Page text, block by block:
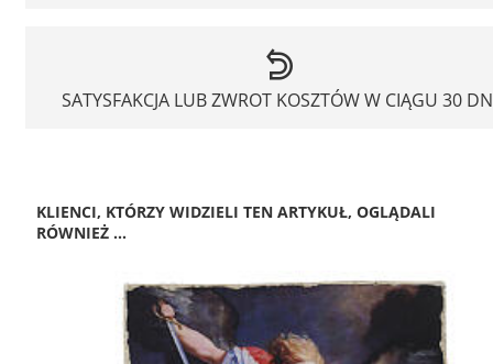
SATYSFAKCJA LUB ZWROT KOSZTÓW W CIĄGU 30
KLIENCI, KTÓRZY WIDZIELI TEN ARTYKUŁ, OGLĄDALI
RÓWNIEŻ ...